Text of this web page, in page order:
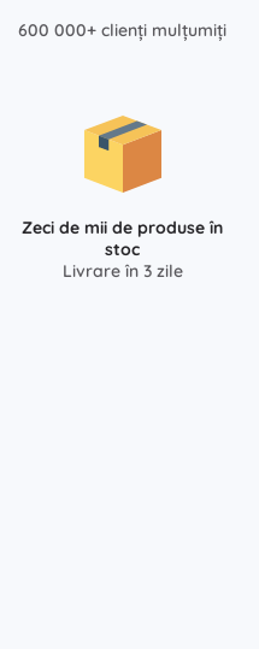
600 000+ clienți mulțumiți
Zeci de mii de produse în
stoc
Livrare în 3 zile